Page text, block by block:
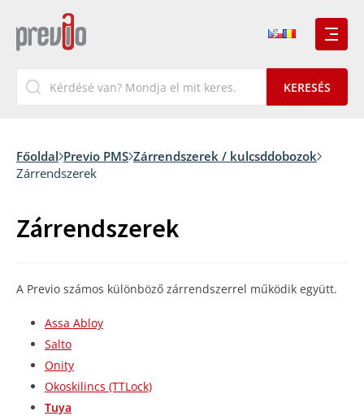
Főoldal Previo PMS Zárrendszerek / kulcsddobozok
Zárrendszerek
Zárrendszerek
A Previo számos különböző zárrendszerrel működik együtt.
Assa Abloy
Salto
Onity
Okoskilincs (TTLock)
Tuya